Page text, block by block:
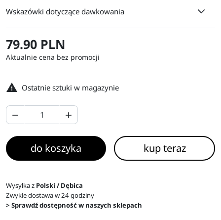
Wskazówki dotyczące dawkowania
79.90 PLN
Aktualnie cena bez promocji
 Ostatnie sztuki w magazynie
 
do koszyka kup teraz
Wysyłka z Polski / Dębica
Zwykle dostawa w 24 godziny
> Sprawdź dostępność w naszych sklepach